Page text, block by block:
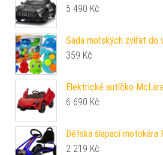
5 490 Kč
Sada mořských zvířat do
359 Kč
Elektrické autíčko
6 690 Kč
Dětská šlapací motokára
2 219 Kč